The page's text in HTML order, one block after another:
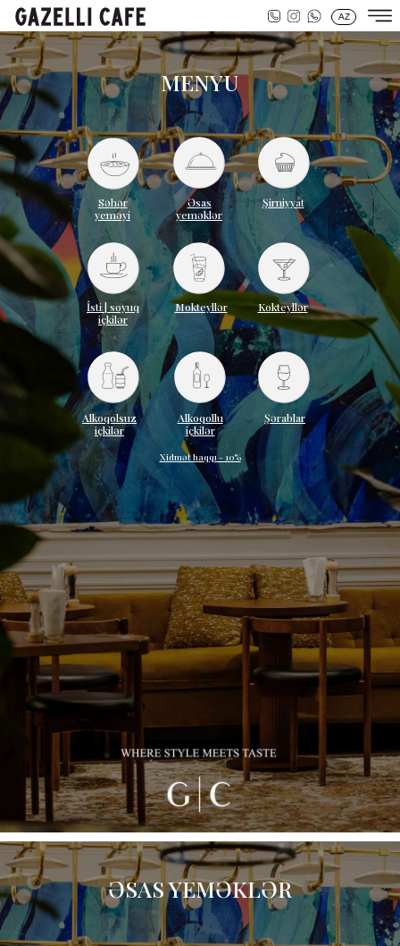
AZ
Səhər
yeməyi
Şirniyyat
Əsas
yeməklər
İsti | soyuq
içkilər
Kokteyllər
Mokteyllər
Alkoqolsuz
içkilər
Şərablar
Alkoqollu
içkilər
MENYU
Xidmət haqqı - 10%
ƏSAS YEMƏKLƏR